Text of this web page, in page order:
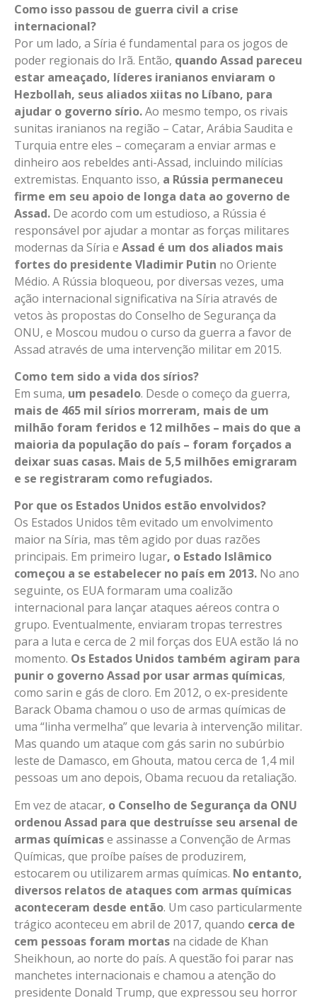
Como isso passou de guerra civil a crise
internacional?
Por um lado, a Síria é fundamental para os jogos de
poder regionais do Irã. Então, quando Assad pareceu
estar ameaçado, líderes iranianos enviaram o
Hezbollah, seus aliados xiitas no Líbano, para
ajudar o governo sírio.Ao mesmo tempo, os rivais
sunitas iranianos na região – Catar, Arábia Saudita e
Turquia entre eles – começaram a enviar armas e
dinheiro aos rebeldes anti-Assad, incluindo milícias
extremistas. Enquanto isso, a Rússia permaneceu
firme em seu apoio de longa data ao governo de
Assad. De acordo com um estudioso, a Rússia é
responsável por ajudar a montar as forças militares
modernas da Síria e Assad é um dos aliados mais
fortes do presidente Vladimir Putin no Oriente
Médio. A Rússia bloqueou, por diversas vezes, uma
ação internacional significativa na Síria através de
vetos às propostas do Conselho de Segurança da
ONU, e Moscou mudou o curso da guerra a favor de
Assad através de uma intervenção militar em 2015.
Como tem sido a vida dos sírios?
Em suma, um pesadelo. Desde o começo da guerra,
mais de 465 mil sírios morreram, mais de um
milhão foram feridos e 12 milhões – mais do que a
maioria da população do país – foram forçados a
deixar suas casas. Mais de 5,5 milhões emigraram
e se registraram como refugiados.
Por que os Estados Unidos estão envolvidos?
Os Estados Unidos têm evitado um envolvimento
maior na Síria, mas têm agido por duas razões
principais. Em primeiro lugar, o Estado Islâmico
começou a se estabelecer no país em 2013. No ano
seguinte, os EUA formaram uma coalizão
internacional para lançar ataques aéreos contra o
grupo. Eventualmente, enviaram tropas terrestres
para a luta e cerca de 2 mil forças dos EUA estão lá no
momento. Os Estados Unidos também agiram para
punir o governo Assad por usar armas químicas,
como sarin e gás de cloro. Em 2012, o ex-presidente
Barack Obama chamou o uso de armas químicas de
uma “linha vermelha” que levaria à intervenção militar.
Mas quando um ataque com gás sarin no subúrbio
leste de Damasco, em Ghouta, matou cerca de 1,4 mil
pessoas um ano depois, Obama recuou da retaliação.
Em vez de atacar, o Conselho de Segurança da ONU
ordenou Assad para que destruísse seu arsenal de
armas químicase assinasse a Convenção de Armas
Químicas, que proíbe países de produzirem,
estocarem ou utilizarem armas químicas. No entanto,
diversos relatos de ataques com armas químicas
aconteceram desde então. Um caso particularmente
trágico aconteceu em abril de 2017, quando cerca de
cem pessoas foram mortas na cidade de Khan
Sheikhoun, ao norte do país. A questão foi parar nas
manchetes internacionais e chamou a atenção do
presidente Donald Trump, que expressou seu horror